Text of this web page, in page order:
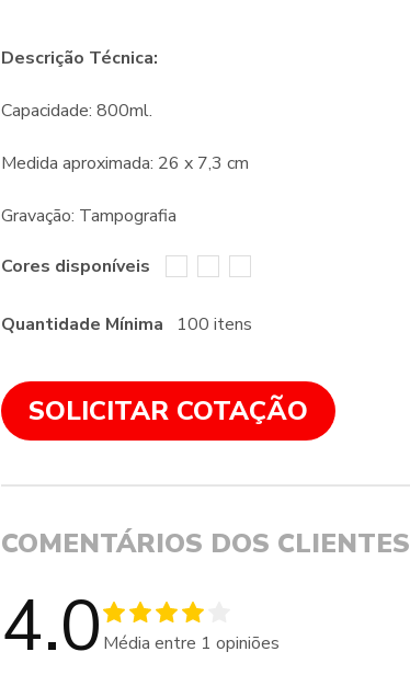
Descrição Técnica:
Capacidade: 800ml.
Medida aproximada: 26 x 7,3 cm
Gravação: Tampografia
Cores disponíveis
Quantidade Mínima 100 itens
SOLICITAR COTAÇÃO
COMENTÁRIOS DOS CLIENTES
4.0 Média entre 1 opiniões